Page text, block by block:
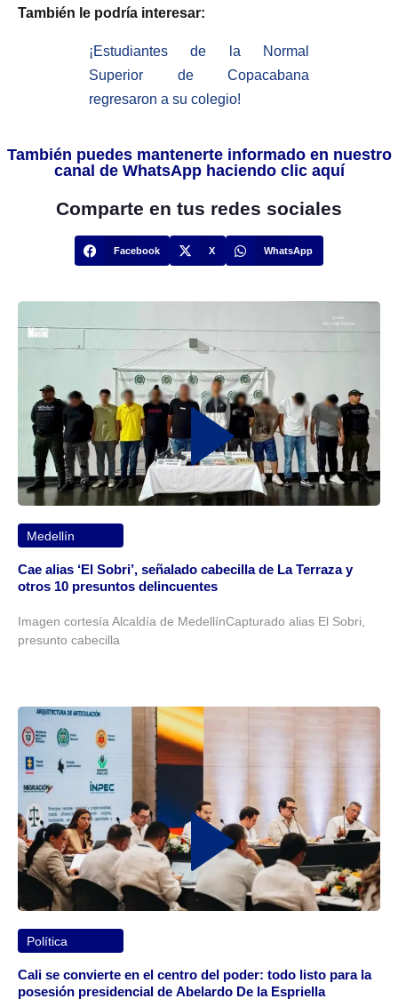
También le podría interesar:
¡Estudiantes de la Normal
Superior de Copacabana
regresaron a su colegio!
También puedes mantenerte informado en nuestro
canal de WhatsApp haciendo clic aquí
Comparte en tus redes sociales
Facebook X WhatsApp
Medellín
Cae alias ‘El Sobri’, señalado cabecilla de La Terraza y
otros 10 presuntos delincuentes
Imagen cortesía Alcaldía de MedellínCapturado alias El Sobri,
presunto cabecilla
Política
Cali se convierte en el centro del poder: todo listo para la
posesión presidencial de Abelardo De la Espriella